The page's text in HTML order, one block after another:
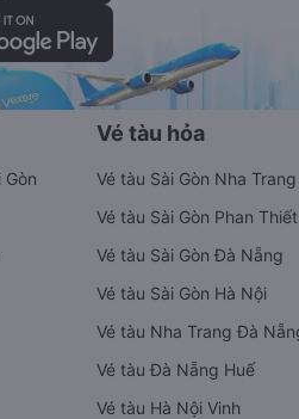
Vé tàu hỏa
Vé tàu Sài Gòn Nha Trang
Vé tàu Sài Gòn Phan Thiết
Vé tàu Sài Gòn Đà Nẵng
Vé tàu Sài Gòn Hà Nội
Vé tàu Nha Trang Đà
Vé tàu Đà Nẵng Huế
Vé tàu Hà Nội Vinh